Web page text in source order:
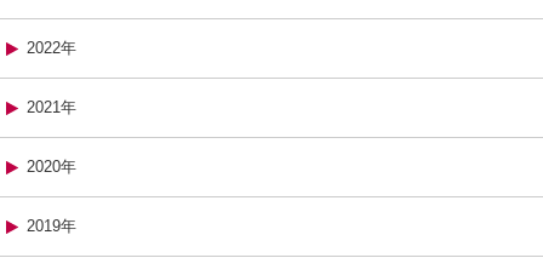
2022年
2021年
2020年
2019年